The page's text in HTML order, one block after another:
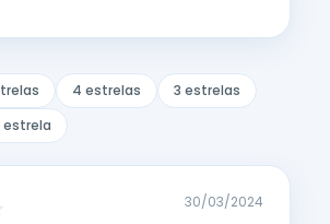
4 estrelas
3 estrelas
estrela
30/03/2024